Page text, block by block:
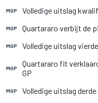
MGP Volledige uitslag
MGP Quartararo verbijt de
MGP Volledige uitslag
MGP
Quartararo fit
GP
MGP Volledige uitslag